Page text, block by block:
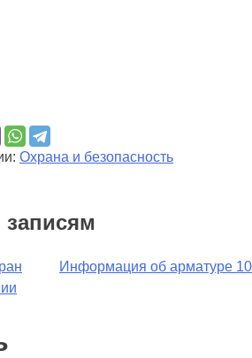
Охрана и безопасность
записям
Информация об арматуре 10